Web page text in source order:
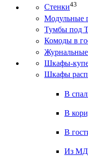
Стенки43
Модульные
Тумбы под
Комоды в
Шкафы-
Шкафы
В
В
В
Из